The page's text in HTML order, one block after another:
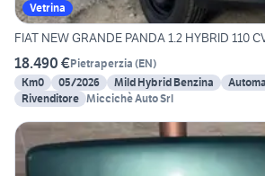
Vetrina
FIAT NEW GRANDE PANDA 1.2 HYBRID 110
18.490 €Pietraperzia (EN)
Km0
05/2026 Mild Hybrid Benzina
Rivenditore Miccichè Auto Srl